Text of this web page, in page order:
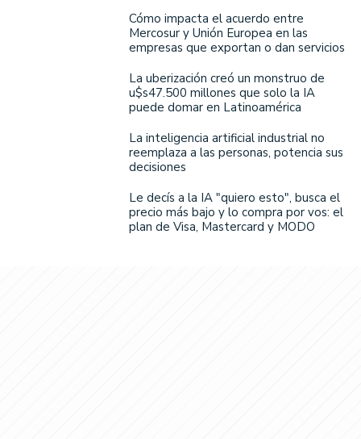
Cómo impacta el acuerdo entre
Mercosur y Unión Europea en las
empresas que exportan o dan servicios
La uberización creó un monstruo de
u$s47.500 millones que solo la IA
puede domar en Latinoamérica
La inteligencia artificial industrial no
reemplaza a las personas, potencia sus
decisiones
Le decís a la IA "quiero esto", busca el
precio más bajo y lo compra por vos: el
plan de Visa, Mastercard y MODO